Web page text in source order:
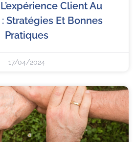
Client Au
Stratégies Et Bonnes
Pratiques
17/04/2024